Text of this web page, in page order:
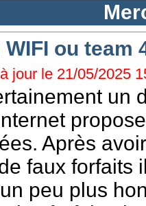
ou team
jour le 21/05/2025
un
Après
faux forfaits
peu plus